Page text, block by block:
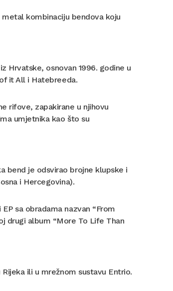
kombinaciju bendova koju
Hrvatske, osnovan 1996. godine u
it All i Hatebreeda.
rifove, zapakirane u njihovu
umjetnika kao što su
bend je odsvirao brojne klupske i
i Hercegovina).
sa obradama nazvan “From
drugi album “More To Life Than
ili u mrežnom sustavu Entrio.